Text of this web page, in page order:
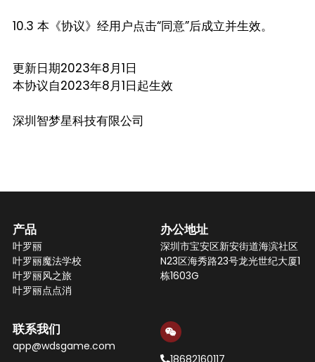
10.3 本《协议》经用户点击“同意”后成立并生效。
更新日期2023年8月1日
本协议自2023年8月1日起生效
深圳智梦星科技有限公司
产品
叶罗丽
叶罗丽魔法学校
叶罗丽风之旅
叶罗丽点点消
办公地址
深圳市宝安区新安街道海滨社区
N23区海秀路23号龙光世纪大厦1
栋1603G
联系我们
app@wdsgame.com
18682160117